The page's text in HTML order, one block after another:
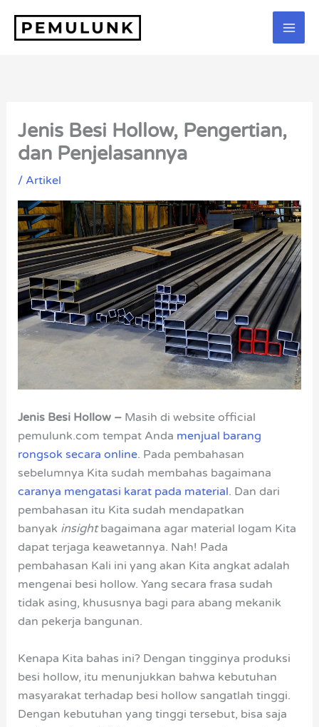
Jenis Besi Hollow, Pengertian,
dan Penjelasannya
/ Artikel
Jenis Besi Hollow – Masih di website official
pemulunk.com tempat Anda menjual barang
rongsok secara online. Pada pembahasan
sebelumnya Kita sudah membahas bagaimana
caranya mengatasi karat pada material. Dan dari
pembahasan itu Kita sudah mendapatkan
banyak insightbagaimana agar material logam Kita
dapat terjaga keawetannya. Nah! Pada
pembahasan Kali ini yang akan Kita angkat adalah
mengenai besi hollow. Yang secara frasa sudah
tidak asing, khususnya bagi para abang mekanik
dan pekerja bangunan.
Kenapa Kita bahas ini? Dengan tingginya produksi
besi hollow, itu menunjukkan bahwa kebutuhan
masyarakat terhadap besi hollow sangatlah tinggi.
Dengan kebutuhan yang tinggi tersebut, bisa saja